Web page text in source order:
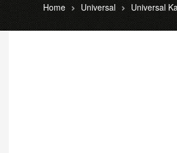
Home Universal Universal